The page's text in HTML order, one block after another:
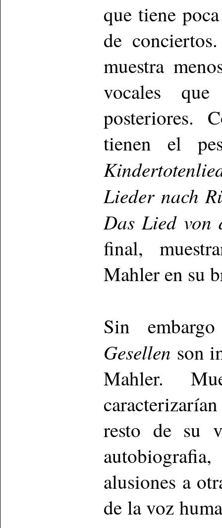
que tiene
de
muestra
vocales
posteriores.
tienen el
Lieder nach
Das Lied
final,
Mahler en su
Sin
Gesellen son
Mahler.
resto de su
alusiones a
de la voz